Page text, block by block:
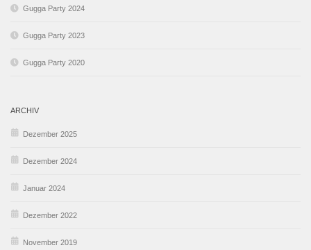
Gugga Party 2024
Gugga Party 2023
Gugga Party 2020
ARCHIV
Dezember 2025
Dezember 2024
Januar 2024
Dezember 2022
November 2019